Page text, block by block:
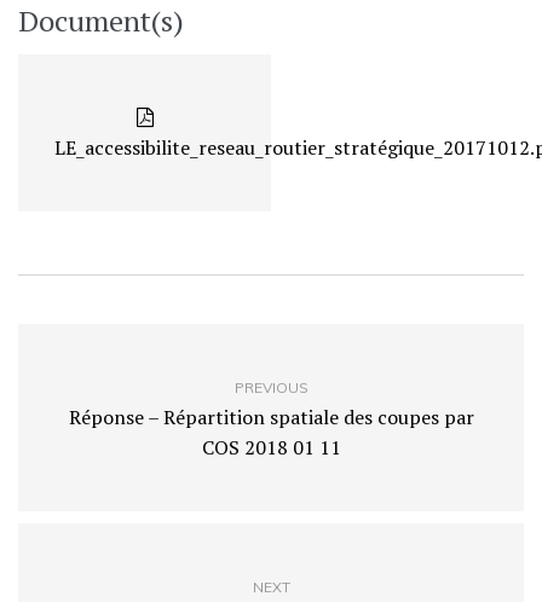
Document(s)
PREVIOUS
Réponse – Répartition spatiale des coupes par
COS 2018 01 11
NEXT